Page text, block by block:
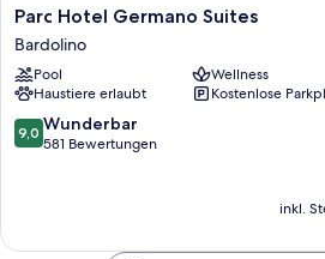
Parc
Hotel
Germano
Suites
Bardolino
Parc Hotel Germano Suites
Bardolino
Pool
Wellness
Haustiere erlaubt
Kostenlose
9.0
von
9,0 Wunderbar
581 Bewertungen
inkl.